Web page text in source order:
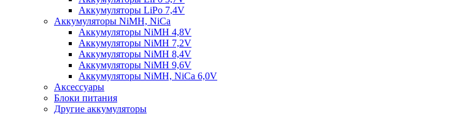
Аккумуляторы LiPo 7,4V
Аккумуляторы NiMH, NiCa
Аккумуляторы NiMH 4,8V
Аккумуляторы NiMH 7,2V
Аккумуляторы NiMH 8,4V
Аккумуляторы NiMH 9,6V
Аккумуляторы NiMH, NiCa 6,0V
Аксессуары
Блоки питания
Другие аккумуляторы